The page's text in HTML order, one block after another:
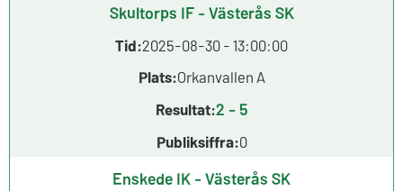
Skultorps IF - Västerås SK
Tid:2025-08-30 - 13:00:00
Plats:Orkanvallen A
Resultat:2 - 5
Publiksiffra:0
Enskede IK - Västerås SK